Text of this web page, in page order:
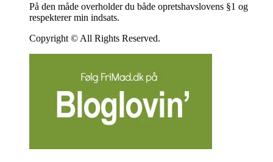
På den måde overholder du både opretshavslovens §1 og
respekterer min indsats.
Copyright © All Rights Reserved.